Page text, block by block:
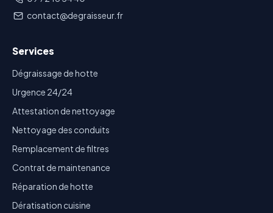
contact@degraisseur.fr
Services
Dégraissage de hotte
Urgence 24/24
Attestation de nettoyage
Nettoyage des conduits
Remplacement de filtres
Contrat de maintenance
Réparation de hotte
Dératisation cuisine